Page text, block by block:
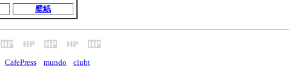
壁紙
CafePress mundo clubt